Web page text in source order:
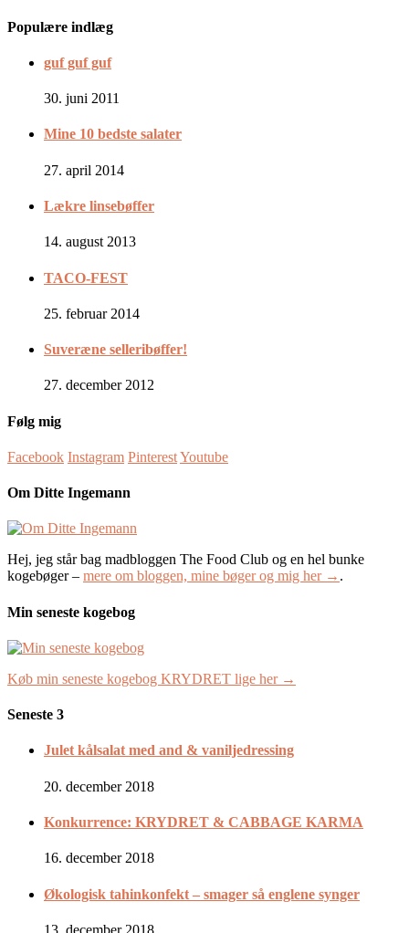
Populære indlæg
guf guf guf
30. juni 2011
Mine 10 bedste salater
27. april 2014
Lækre linsebøffer
14. august 2013
TACO-FEST
25. februar 2014
Suveræne selleribøffer!
27. december 2012
Følg mig
Facebook Instagram PinterestYoutube
Om Ditte Ingemann
Hej, jeg står bag madbloggen The Food Club og en hel bunke
kogebøger – mere om bloggen, mine bøger og mig her → .
Min seneste kogebog
Køb min seneste kogebog KRYDRET lige her →
Seneste 3
Julet kålsalat med and & vaniljedressing
20. december 2018
Konkurrence: KRYDRET & CABBAGE KARMA
16. december 2018
Økologisk tahinkonfekt – smager så englene synger
13. december 2018